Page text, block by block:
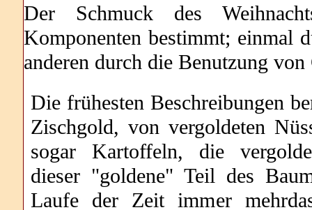
Der Schmuck des
Komponenten bestimmt; einmal
anderen durch die Benutzung
Die frühesten Beschreibungen
Zischgold, von vergoldeten
sogar Kartoffeln, die
dieser "goldene" Teil des
Laufe der Zeit immer